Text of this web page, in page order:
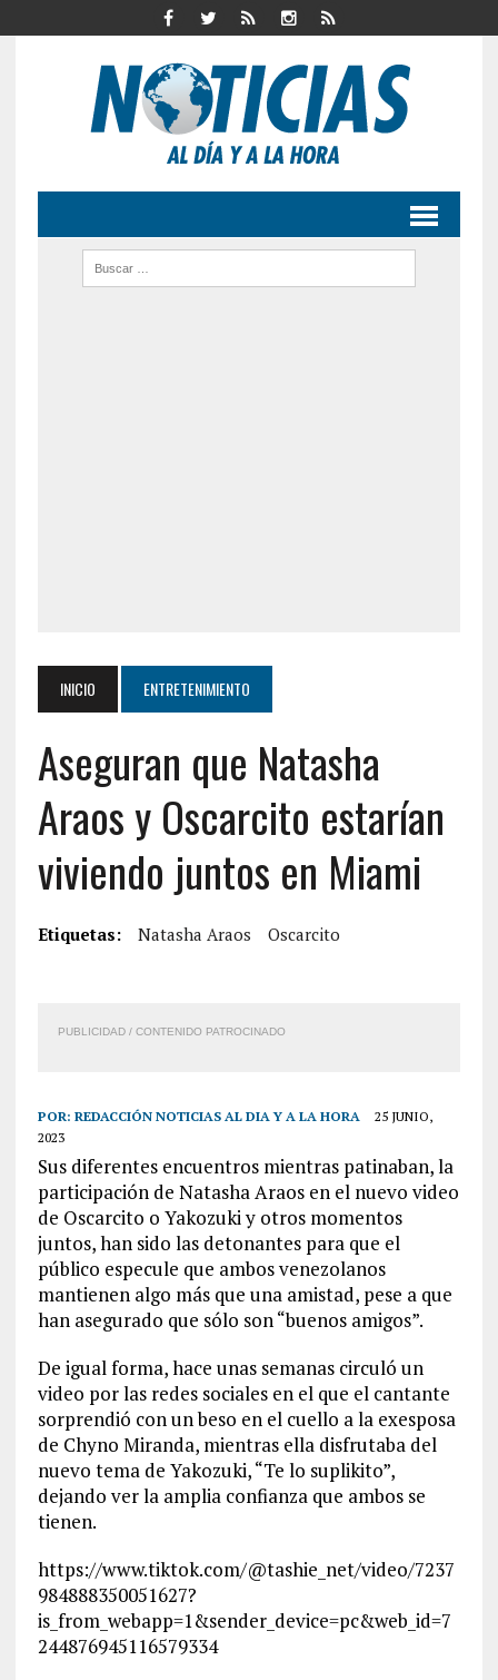
INICIO ENTRETENIMIENTO
Aseguran que Natasha
Araos y Oscarcito estarían
viviendo juntos en Miami
Etiquetas: Natasha Araos Oscarcito
PUBLICIDAD / CONTENIDO PATROCINADO
POR: REDACCIÓN NOTICIAS AL DIA Y A LA HORA
25 JUNIO,
2023
Sus diferentes encuentros mientras patinaban, la
participación de Natasha Araos en el nuevo video
de Oscarcito o Yakozuki y otros momentos
juntos, han sido las detonantes para que el
público especule que ambos venezolanos
mantienen algo más que una amistad, pese a que
han asegurado que sólo son “buenos amigos”.
De igual forma, hace unas semanas circuló un
video por las redes sociales en el que el cantante
sorprendió con un beso en el cuello a la exesposa
de Chyno Miranda, mientras ella disfrutaba del
nuevo tema de Yakozuki, “Te lo suplikito”,
dejando ver la amplia confianza que ambos se
tienen.
https://www.tiktok.com/@tashie_net/video/7237
984888350051627?
is_from_webapp=1&sender_device=pc&web_id=7
244876945116579334